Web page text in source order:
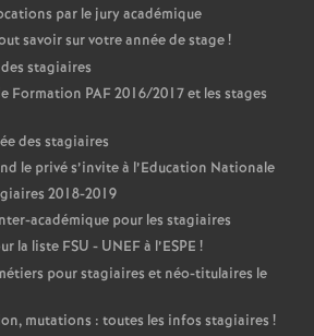
par le jury académique
savoir sur votre année de stage!
stagiaires
Formation PAF2016/2017 et les stages
des stagiaires
le privé s’invite à l’Education Nationale
2018-2019
académique pour les stagiaires
la liste FSU - UNEFà l’ESPE !
pour stagiaires et néo-titulaires le
mutations : toutes les infos stagiaires !